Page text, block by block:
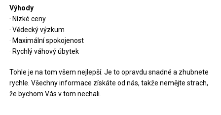
Výhody
· Nízké ceny
· Vědecký výzkum
· Maximální spokojenost
· Rychlý váhový úbytek
Tohle je na tom všem nejlepší. Je to opravdu snadné a zhubnete
rychle. Všechny informace získáte od nás, takže nemějte strach,
že bychom Vás v tom nechali.